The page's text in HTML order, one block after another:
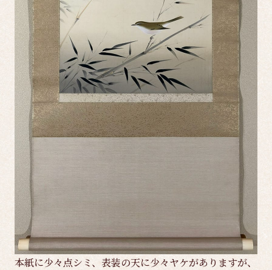
本紙に少々点シミ、表装の天に少々ヤケがありますが、